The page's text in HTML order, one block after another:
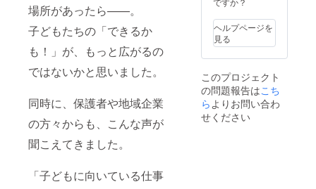
場所があったら——。
子どもたちの「できるか
も！」が、もっと広がるの
ではないかと思いました。
同時に、保護者や地域企業
の方々からも、こんな声が
聞こえてきました。
「子どもに向いている仕事
クト終
了後に
お送り
する
をご確
認くだ
さい。
ヘルプページを
見る
このプロジェクト
の問題報告はこち
ら よりお問い合わ
せください